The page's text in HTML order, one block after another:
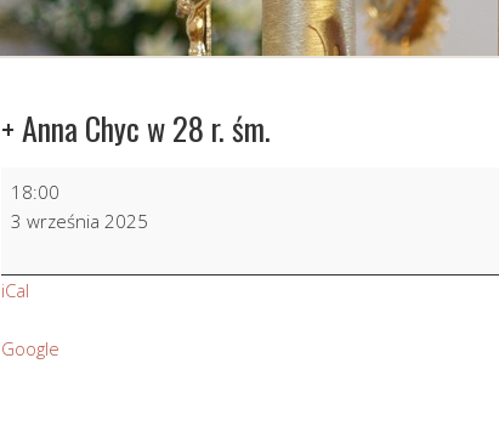
+ Anna Chyc w 28 r. śm.
Anna
w
28
śm.
18:00
3 września 2025
iCal
Google